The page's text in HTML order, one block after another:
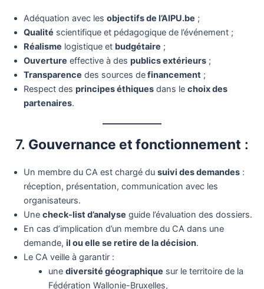
Adéquation avec les objectifs de l’AIPU.be ;
Qualité scientifique et pédagogique de l’événement ;
Réalisme logistique et budgétaire ;
Ouverture effective à des publics extérieurs ;
Transparence des sources definancement ;
Respect des principes éthiques dans le choix des
partenaires.
7. Gouvernance et fonctionnement :
Un membre du CA est chargé du suivi des demandes :
réception, présentation, communication avec les
organisateurs.
Une check-list d’analyse guide l’évaluation des dossiers.
En cas d’implication d’un membre du CA dans une
demande, il ou elle se retire de la décision.
Le CA veille à garantir :
une diversité géographique sur le territoire de la
Fédération Wallonie-Bruxelles,